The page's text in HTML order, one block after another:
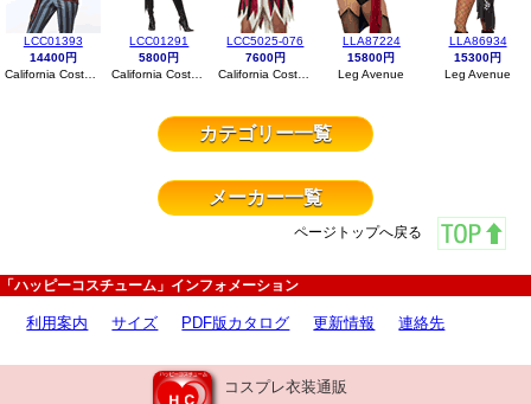
LCC01393
14400円
LCC01291
5800円
LCC5025-076
7600円
California Costumes
LLA87224
15800円
Leg Avenue
LLA86934
15300円
Leg Avenue
カテゴリー一覧
メーカー一覧
ページトップへ戻る
「ハッピーコスチューム」インフォメーション
利用案内 サイズ PDF版カタログ 更新情報 連絡先
コスプレ衣装通販